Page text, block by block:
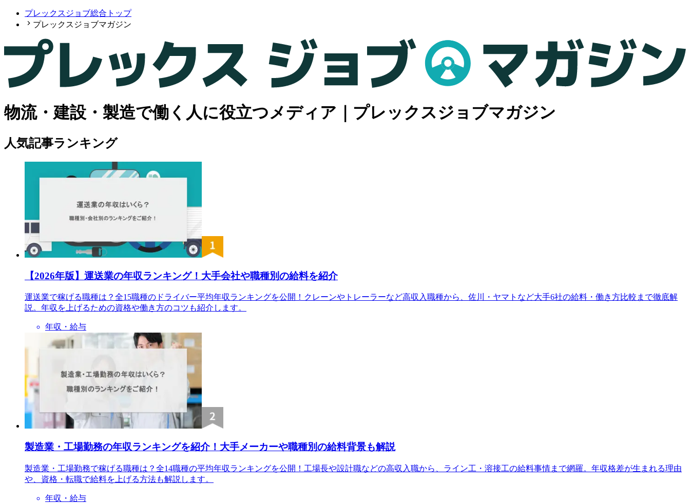
プレックスジョブ総合トップ
プレックスジョブマガジン
物流・建設・製造で働く人に役立つメディア｜プレックスジョブマガジン
人気記事ランキング
【2026年版】運送業の年収ランキング！大手会社や職種別の給料を紹介
運送業で稼げる職種は？全15職種のドライバー平均年収ランキングを公開！クレーンやトレーラーなど高収入職種から、佐川・ヤマトなど大手6社の給料・働き方比較まで徹底解
説。年収を上げるための資格や働き方のコツも紹介します。
年収・給与
製造業・工場勤務の年収ランキングを紹介！大手メーカーや職種別の給料背景も解説
製造業・工場勤務で稼げる職種は？全14職種の平均年収ランキングを公開！工場長や設計職などの高収入職から、ライン工・溶接工の給料事情まで網羅。年収格差が生まれる理由
や、資格・転職で給料を上げる方法も解説します。
年収・給与